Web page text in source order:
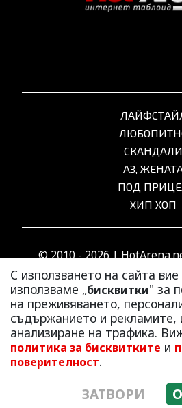
С използването на сайта
използваме „бисквитки" за
на преживяването,
съдържанието и рекламите,
анализиране на трафика.
политика за бисквитките и
поверителност.
ЗАТВОРИ
СКАНДАЛИ
АЗ,
ПОД
ХИП ХОП
© 2010 - 2026 |
запазени.
РЕКЛАМА
КОНТАКТИ
ОБЩИ
ПОЛИТИКА ЗА
ПОЛИТИКА ЗА